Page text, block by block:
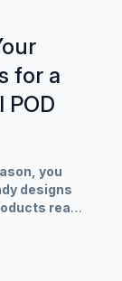
for a
you
designs
reach